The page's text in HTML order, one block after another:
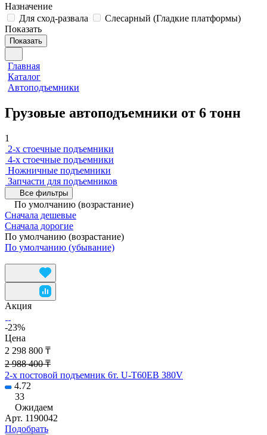
Назначение
Для сход-развала
Слесарный (Гладкие платформы)
Показать
Показать
Главная
Каталог
Автоподъемники
Грузовые автоподъемники от 6 тонн
1
2-х стоечные подъемники
4-х стоечные подъемники
Ножничные подъемники
Запчасти для подъемников
Все фильтры
По умолчанию (возрастание)
Сначала дешевые
Сначала дорогие
По умолчанию (возрастание)
По умолчанию (убывание)
Акция
-23%
Цена
2 298 800 ₸
2 988 400 ₸
2-х постовой подъемник 6т. U-T60EB 380V
4.72
33
Ожидаем
Арт. 1190042
Подобрать